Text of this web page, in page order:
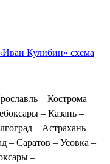
Кулибин» схема
– Кострома –
– Казань –
– Астрахань –
– Саратов – Усовка –
–